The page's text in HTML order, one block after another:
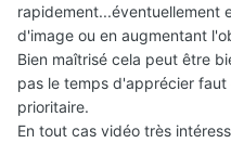
rapidement...éventuellement
d'image ou en augmentant
Bien maîtrisé cela peut être
pas le temps d'apprécier
prioritaire.
En tout cas vidéo très